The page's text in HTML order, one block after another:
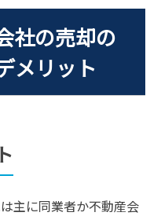
社の売却の
メリット
主に同業者か不動産会